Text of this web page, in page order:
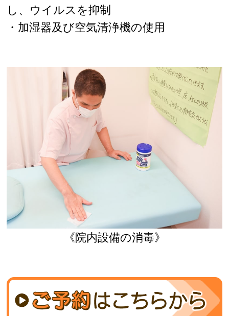
し、ウイルスを抑制
・加湿器及び空気清浄機の使用
《院内設備の消毒》